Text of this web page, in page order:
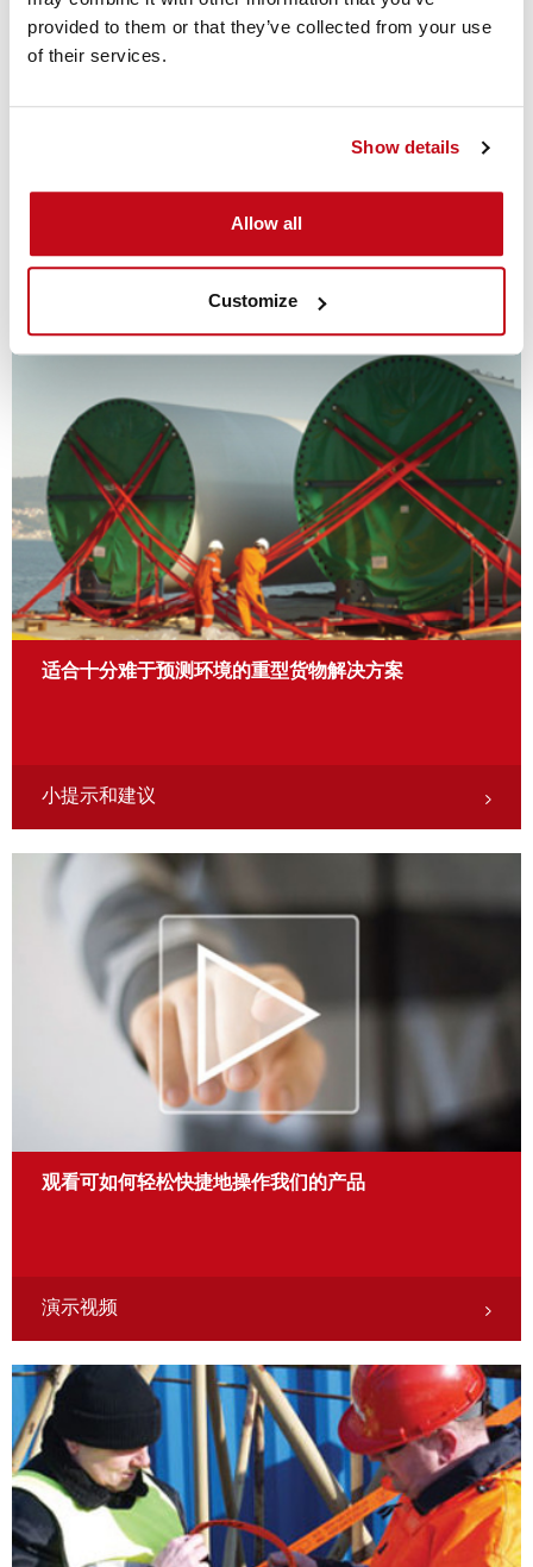
provided to them or that they’ve collected from your use
of their services.
Show details
Allow all
Customize
能快速安全地加固货物
适合十分难于预测环境的重型货物解决方案
小提示和建议
观看可如何轻松快捷地操作我们的产品
演示视频